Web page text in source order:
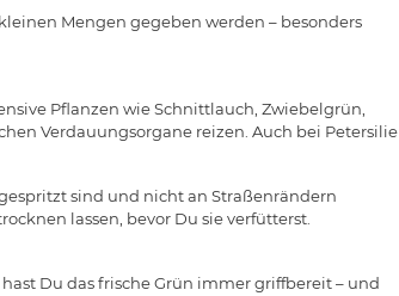
Mengen gegeben werden – besonders
Pflanzen wie Schnittlauch, Zwiebelgrün,
Verdauungsorgane reizen. Auch bei Petersilie
sind und nicht an Straßenrändern
lassen, bevor Du sie verfütterst.
Du das frische Grün immer griffbereit – und